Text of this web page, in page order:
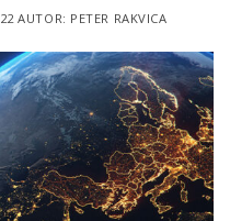
AUTOR: PETER RAKVICA